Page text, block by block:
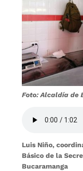
Foto: Alcaldía de
Luis Niño,
Básico de la
Bucaramanga